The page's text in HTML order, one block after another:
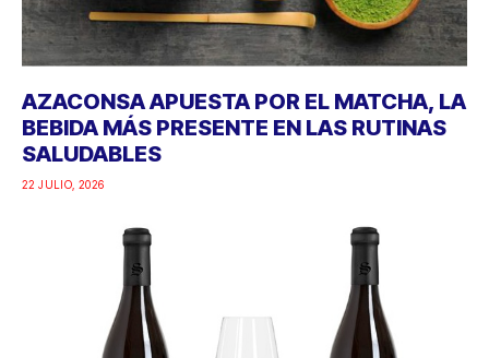
AZACONSA APUESTA POR EL MATCHA, LA
BEBIDA MÁS PRESENTE EN LAS RUTINAS
SALUDABLES
22 JULIO, 2026